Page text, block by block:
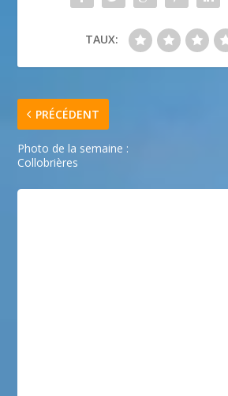
TAUX:
PRÉCÉDENT
Photo de la semaine :
Collobrières